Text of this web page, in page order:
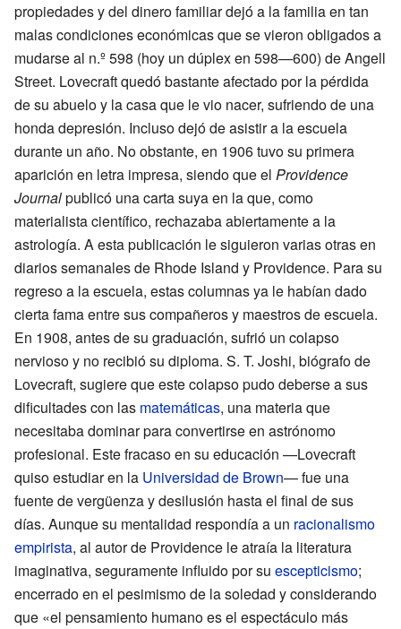
propiedades y del dinero familiar dejó a la familia en tan
malas condiciones económicas que se vieron obligados a
mudarse al n.º 598 (hoy un dúplex en 598—600) de Angell
Street. Lovecraft quedó bastante afectado por la pérdida
de su abuelo y la casa que le vio nacer, sufriendo de una
honda depresión. Incluso dejó de asistir a la escuela
durante un año. No obstante, en 1906 tuvo su primera
aparición en letra impresa, siendo que el Providence
Journalpublicó una carta suya en la que, como
materialista científico, rechazaba abiertamente a la
astrología. A esta publicación le siguieron varias otras en
diarios semanales de Rhode Island y Providence. Para su
regreso a la escuela, estas columnas ya le habían dado
cierta fama entre sus compañeros y maestros de escuela.
En 1908, antes de su graduación, sufrió un colapso
nervioso y no recibió su diploma. S. T. Joshi, biógrafo de
Lovecraft, sugiere que este colapso pudo deberse a sus
dificultades con las matemáticas, una materia que
necesitaba dominar para convertirse en astrónomo
profesional. Este fracaso en su educación —Lovecraft
quiso estudiar en la Universidad de Brown— fue una
fuente de vergüenza y desilusión hasta el final de sus
días. Aunque su mentalidad respondía a un racionalismo
empirista, al autor de Providence le atraía la literatura
imaginativa, seguramente influido por su escepticismo;
encerrado en el pesimismo de la soledad y considerando
que «el pensamiento humano es el espectáculo más